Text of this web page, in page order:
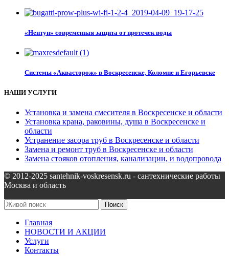
«Нептун» современная защита от протечек воды
Системы «Аквасторож» в Воскресенске, Коломне и Егорьевске
НАШИ УСЛУГИ
Установка и замена смесителя в Воскресенске и области
Установка крана, раковины, душа в Воскресенске и
области
Устранение засора труб в Воскресенске и области
Замена и ремонт труб в Воскресенске и области
Замена стояков отопления, канализации, и водопровода
© 2012-2025 santehnik-voskresensk.ru - сантехнические работы
Москва и область
Поиск
Главная
НОВОСТИ И АКЦИИ
Услуги
Контакты